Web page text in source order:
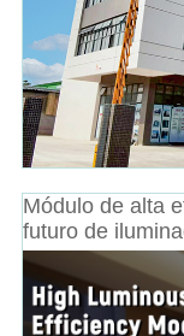
Módulo de alta
futuro de